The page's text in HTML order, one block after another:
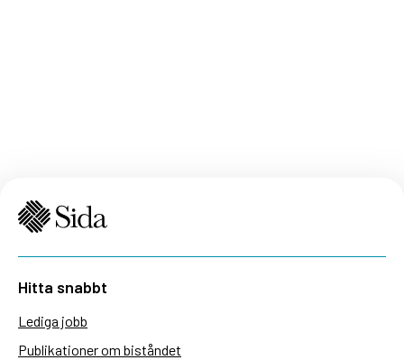
Hitta snabbt
Lediga jobb
Publikationer om biståndet